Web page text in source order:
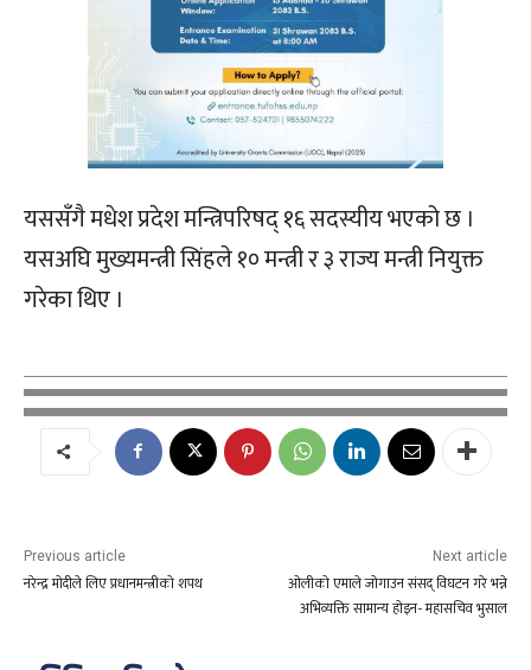
यससँगै मधेश प्रदेश मन्त्रिपरिषद् १६ सदस्यीय भएको छ ।
यसअघि मुख्यमन्त्री सिंहले १० मन्त्री र ३ राज्य मन्त्री नियुक्त
गरेका थिए ।
Previous article
नरेन्द्र मोदीले लिए प्रधानमन्त्रीको शपथ
Next article
ओलीको एमाले जोगाउन संसद् विघटन गरे भन्ने
अभिव्यक्ति सामान्य होइन- महासचिव भुसाल